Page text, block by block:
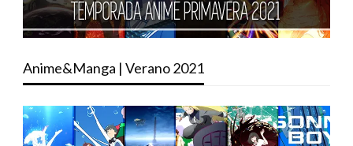
Anime&Manga | Verano 2021